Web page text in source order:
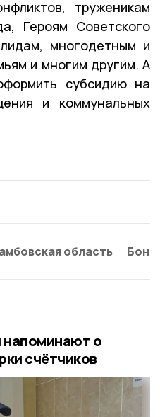
труженикам
Героям Советского
многодетным и
и многим другим. А
субсидию на
и коммунальных
область
напоминают о
счётчиков